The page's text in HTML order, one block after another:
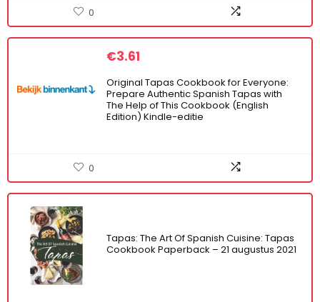
0
€3.61
Original Tapas Cookbook for Everyone:
Prepare Authentic Spanish Tapas with
The Help of This Cookbook (English
Edition) Kindle-editie
0
Tapas: The Art Of Spanish Cuisine: Tapas
Cookbook Paperback – 21 augustus 2021